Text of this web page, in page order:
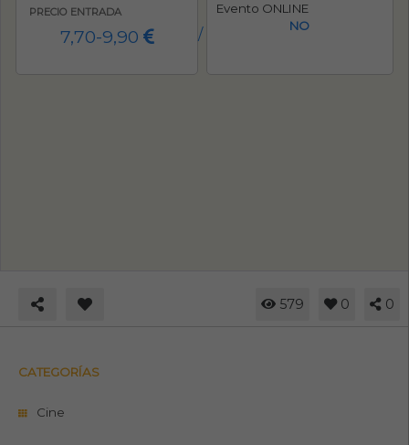
PRECIO ENTRADA
7,70-9,90 /
Evento ONLINE
NO
579 0 0
CATEGORÍAS
Cine